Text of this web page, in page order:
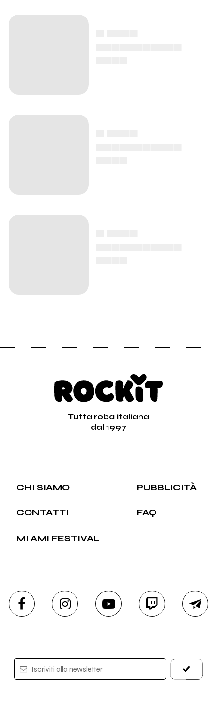
Tutta roba italiana
dal 1997
CHI SIAMO PUBBLICITÀ
CONTATTI FAQ
MI AMI FESTIVAL
Iscriviti alla newsletter